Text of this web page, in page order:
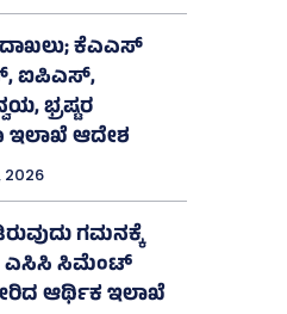
ಕೆಎಎಸ್
ಐಪಿಎಸ್‌,
ಭ್ರಷ್ಟರ
ಇಲಾಖೆ ಆದೇಶ
2026
ಗಮನಕ್ಕೆ
ಎಸಿಸಿ ಸಿಮೆಂಟ್
ಆರ್ಥಿಕ ಇಲಾಖೆ